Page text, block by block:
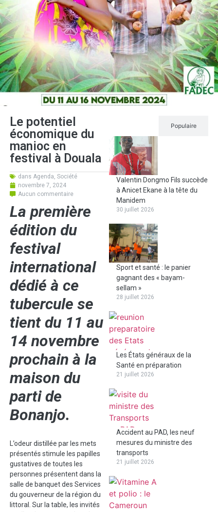
Le potentiel
économique du
manioc en
festival à Douala
dans Agenda, Société
novembre 7, 2024
Aucun commentaire
La première
édition du
festival
international
dédié à ce
tubercule se
tient du 11 au
14 novembre
prochain à la
maison du
parti de
Bonanjo.
L’odeur distillée par les mets
présentés stimule les papilles
gustatives de toutes les
personnes présentent dans la
salle de banquet des Services
du gouverneur de la région du
littoral. Sur la table, les invités
Populaire
Valentin Dongmo Fils succède
à Anicet Ekane à la tête du
Manidem
30 juillet 2026
Sport et santé : le panier
gagnant des « bayam-
sellam »
28 juillet 2026
Les États généraux de la
Santé en préparation
21 juillet 2026
Accident au PAD, les neuf
mesures du ministre des
transports
21 juillet 2026